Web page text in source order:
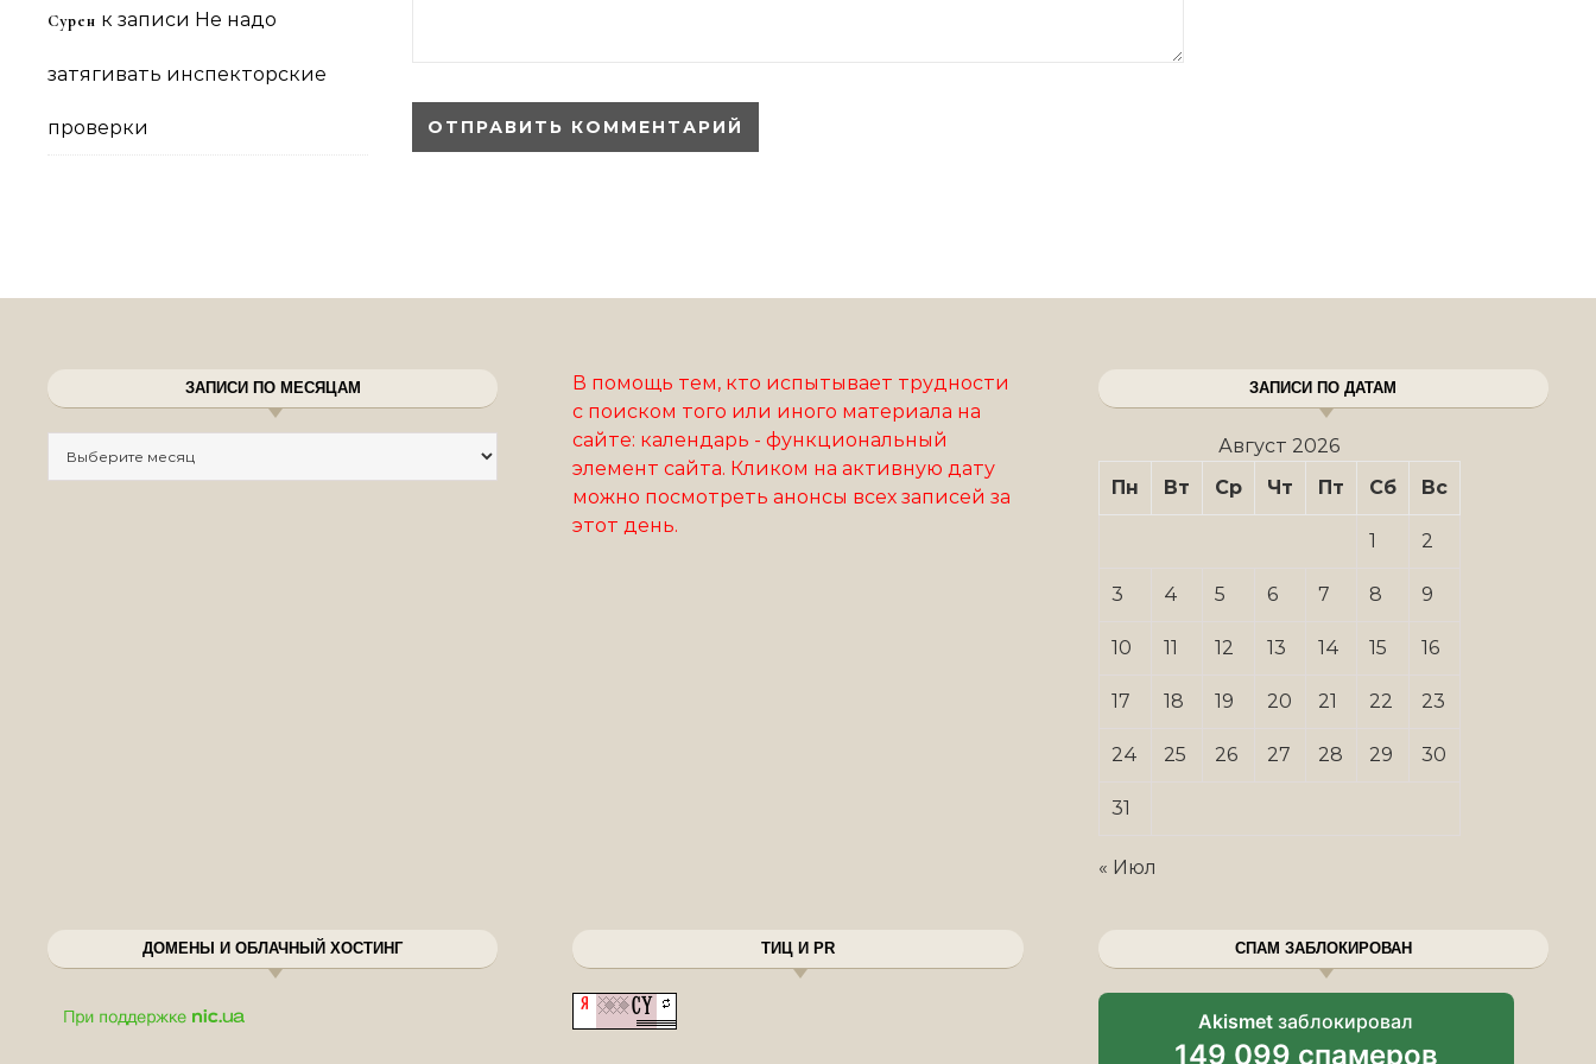
Сурен к записи Не надо
затягивать инспекторские
проверки
ЗАПИСИ ПО МЕСЯЦАМ
В помощь тем, кто испытывает трудности
с поиском того или иного материала на
сайте: календарь - функциональный
элемент сайта. Кликом на активную дату
можно посмотреть анонсы всех записей за
этот день.
ЗАПИСИ ПО ДАТАМ
Август 2026
Пн
Вт Ср Чт Пт Сб Вс
1 2
3 4 5 6 7 8 9
10 11 12 13 14 15 16
17 18 19 20 21 22 23
24 25 26 27 28 29 30
31
« Июл
ДОМЕНЫ И ОБЛАЧНЫЙ ХОСТИНГ ТИЦ И PR СПАМ ЗАБЛОКИРОВАН
Akismet заблокировал
149 099 спамеров